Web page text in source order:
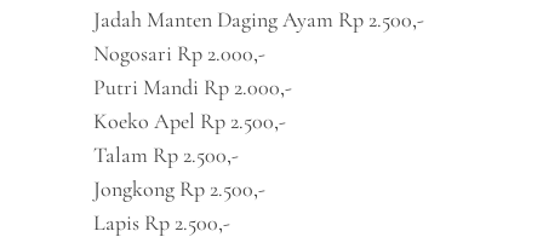
Jadah Manten Daging Ayam Rp 2.500,-
Nogosari Rp 2.000,-
Putri Mandi Rp 2.000,-
Koeko Apel Rp 2.500,-
Talam Rp 2.500,-
Jongkong Rp 2.500,-
Lapis Rp 2.500,-